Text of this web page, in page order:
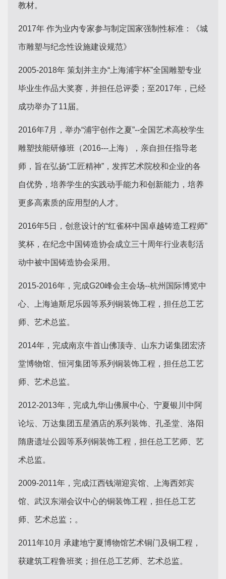
教材。
2017年 作为业内专家参与制定国家强制性标准：《城
市雕塑与纪念性设施建设规范》
2005-2018年 策划并主办“上海浦宇杯”全国雕塑专业
毕业生作品大奖赛，并担任总评委；至2017年，已经
成功举办了11届。
2016年7月，举办“浦宇创作之夏”--全国艺术高校学生
雕塑技能研修班（2016---上海），亲自担任指导老
师，旨在弘扬“工匠精神”，发挥艺术院校和企业的各
自优势，培养学生的实践动手能力和创新能力，培养
更多高素质的应用型的人才。
2016年5日，创意设计的“红雀杯中国卓越铸造工程师”
奖杯，在纪念中国铸造协会成立三十周年行业表彰活
动中被中国铸造协会采用。
2015-2016年，完成G20峰会主会场--杭州国际博览中
心、上海迪斯尼乐园等系列铜装饰工程，担任总工艺
师、艺术总监。
2014年，完成南京牛首山佛顶寺、山东力诺集团宏济
堂博物馆、恒河集团等系列铜装饰工程，担任总工艺
师、艺术总监。
2012-2013年，完成九华山佛展中心、宁夏银川中阿
论坛、万达集团五星酒店的系列装饰、孔圣堂、洛阳
隋唐遗址公园等系列铜装饰工程，担任总工艺师、艺
术总监。
2009-2011年，完成江西钱湖迎宾馆、上海西郊宾
馆、武汉东湖会议中心的铜装饰工程，担任总工艺
师、艺术总监；。
2011年10月 承建地宁夏博物馆艺术铜门及铜工程，
获建筑工程鲁班奖；担任总工艺师、艺术总监。